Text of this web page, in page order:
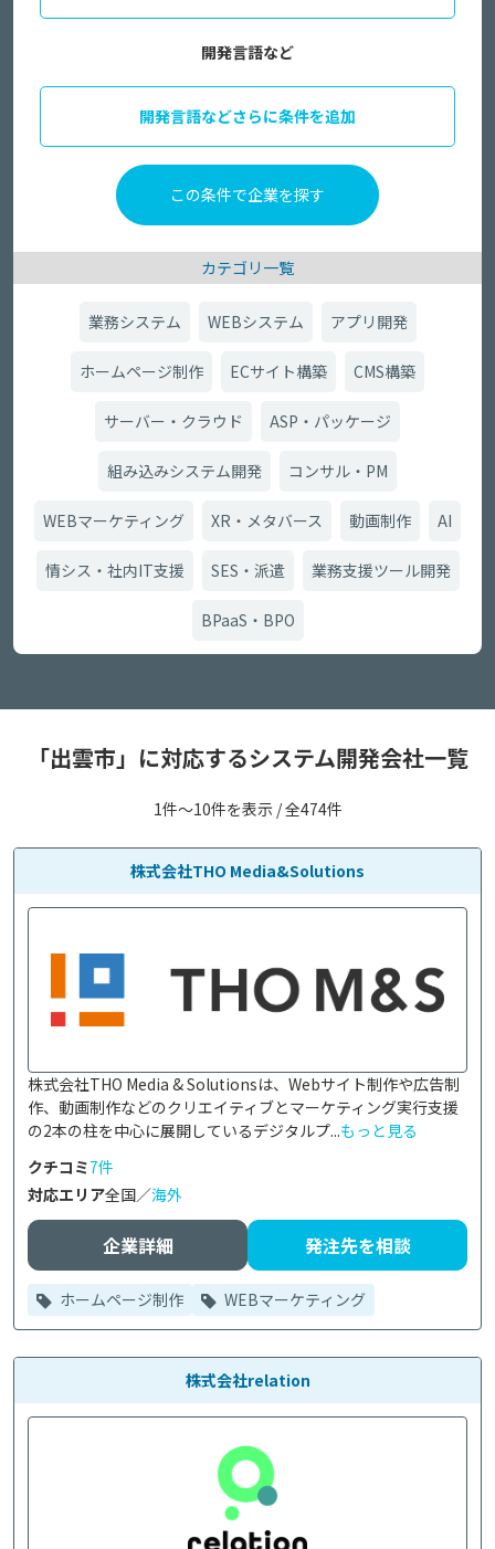
開発言語など
開発言語などさらに条件を追加
カテゴリ一覧
業務システム WEBシステム アプリ開発
ホームページ制作 ECサイト構築 CMS構築
サーバー・クラウド ASP・パッケージ
組み込みシステム開発 コンサル・PM
WEBマーケティング XR・メタバース 動画制作 AI
情シス・社内IT支援 SES・派遣 業務支援ツール開発
BPaaS・BPO
「出雲市」に対応するシステム開発会社一覧
1件〜10件を表示 / 全474件
株式会社THO Media&Solutions
株式会社THO Media & Solutionsは、Webサイト制作や広告制
作、動画制作などのクリエイティブとマーケティング実行支援
の2本の柱を中心に展開しているデジタルプ...もっと見る
クチコミ7件
対応エリア全国／海外
企業詳細 発注先を相談
ホームページ制作 WEBマーケティング
株式会社relation